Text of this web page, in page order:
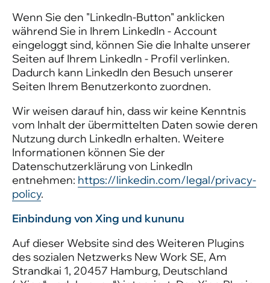
Wenn Sie den "LinkedIn-Button" anklicken
während Sie in Ihrem LinkedIn - Account
eingeloggt sind, können Sie die Inhalte unserer
Seiten auf Ihrem LinkedIn - Profil verlinken.
Dadurch kann LinkedIn den Besuch unserer
Seiten Ihrem Benutzerkonto zuordnen.
Wir weisen darauf hin, dass wir keine Kenntnis
vom Inhalt der übermittelten Daten sowie deren
Nutzung durch LinkedIn erhalten. Weitere
Informationen können Sie der
Datenschutzerklärung von LinkedIn
entnehmen: https://linkedin.com/legal/privacy-
policy.
Einbindung von Xing und kununu
Auf dieser Website sind des Weiteren Plugins
des sozialen Netzwerks New Work SE, Am
Strandkai 1, 20457 Hamburg, Deutschland